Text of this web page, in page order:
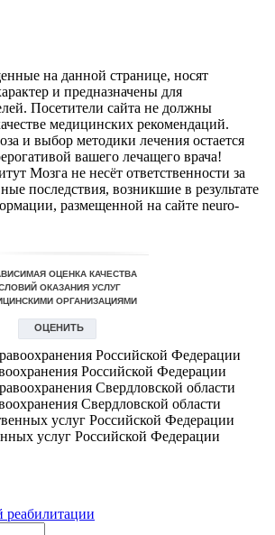
на данной странице, носят
и предназначены для
Посетители сайта не должны
медицинских рекомендаций.
и выбор методики лечения остается
вашего лечащего врача!
Мозга не несёт ответственности за
последствия, возникшие в результате
размещенной на сайте neuro-
Российской Федерации
Свердловской области
услуг Российской Федерации
реабилитации